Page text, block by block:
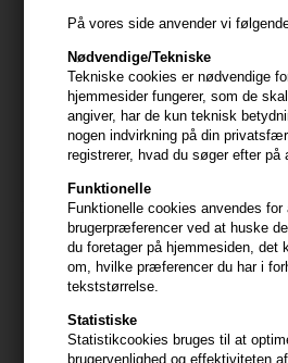
På vores side anvender vi
Nødvendige/Tekniske
Tekniske cookies er nødvendige
hjemmesider fungerer, som de
angiver, har de kun teknisk
nogen indvirkning på din
registrerer, hvad du søger efter på
Funktionelle
Funktionelle cookies anvendes for
brugerpræferencer ved at huske
du foretager på hjemmesiden, det
om, hvilke præferencer du har i
tekststørrelse.
Statistiske
Statistikcookies bruges til at
brugervenlighed og effektiviteten
Toppik Hair Building Fibers
White 27,5g
298,00 DKK
Nyhed